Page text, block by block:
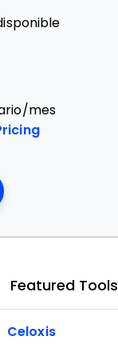
mes
Featured Tools
Celoxis